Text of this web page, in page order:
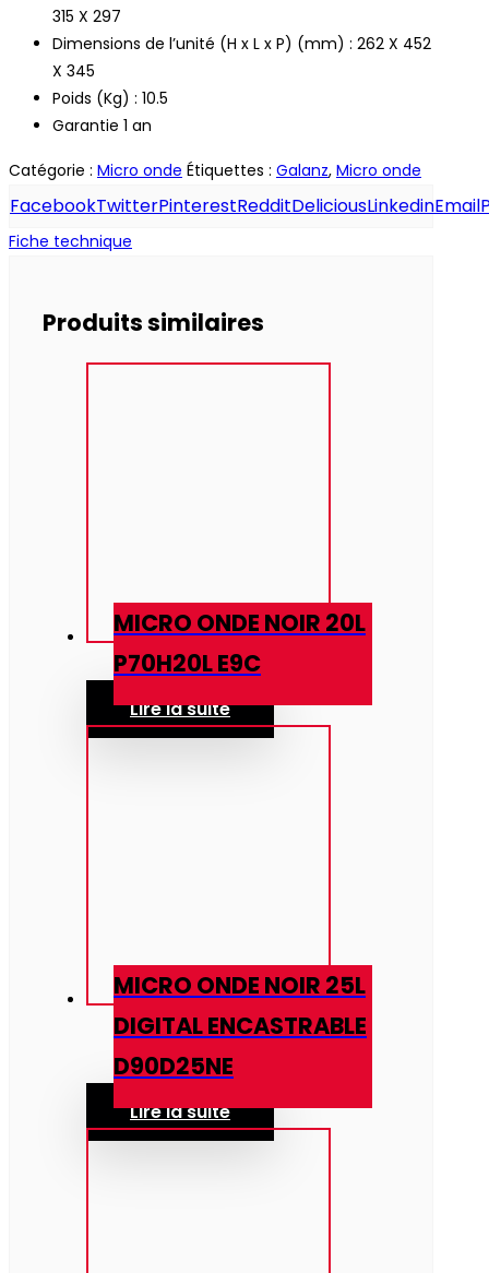
315 X 297
Dimensions de l’unité (H x L x P) (mm) : 262 X 452
X 345
Poids (Kg) : 10.5
Garantie 1 an
Catégorie : Micro onde Étiquettes : Galanz, Micro onde
FacebookTwitterPinterestRedditDeliciousLinkedinEmail
Fiche technique
Produits similaires
MICRO ONDE NOIR 20L
P70H20L E9C
Lire la suite
MICRO ONDE NOIR 25L
DIGITAL ENCASTRABLE
D90D25NE
Lire la suite